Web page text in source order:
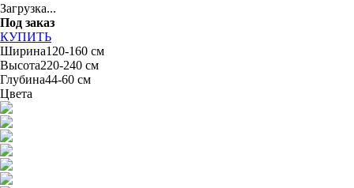
Загрузка...
Под заказ
КУПИТЬ
Ширина120-160 см
Высота220-240 см
Глубина44-60 см
Цвета